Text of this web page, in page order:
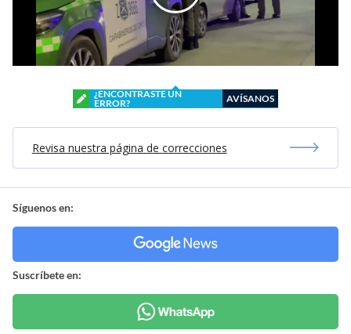
¿ENCONTRASTE UN
ERROR?
AVÍSANOS
Revisa nuestra página de correcciones
Síguenos en:
Suscríbete en: